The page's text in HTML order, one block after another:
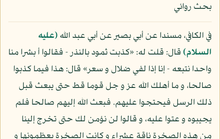
بحث روائي
في الكافي، مسندا عن أبي بصير عن أبي عبد الله(عليه
السلام)قال: قلت له: «كذبت ثمود بالنذر - فقالوا أ بشرا منا
واحدا نتبعه - إنا إذا لفي ضلال و سعر» قال: هذا فيما كذبوا
صالحا، و ما أهلك الله عز و جل قوما قط حتى يبعث قبل
ذلك الرسل فيحتجوا عليهم. فبعث الله إليهم صالحا فلم
يجيبوه و عتوا عليه، و قالوا لن نؤمن لك حتى تخرج إلينا
من هذه الصخرة ناقة عشراء و كانت الصخرة يعظمونها و